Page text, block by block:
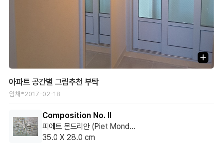
아파트 공간별 그림추천 부탁
임채*2017-02-18
Composition No. II
피에트 몬드리안 (Piet Mondrian)
35.0 X 28.0 cm